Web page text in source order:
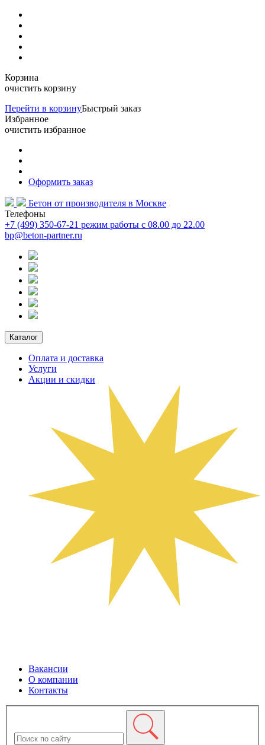
Корзина
очистить корзину
Перейти в корзинуБыстрый заказ
Избранное
очистить избранное
Оформить заказ
Бетон от производителя в Москве
Телефоны
+7 (499) 350-67-21 режим работы с 08.00 до 22.00
bp@beton-partner.ru
Каталог
Оплата и доставка
Услуги
Акции и скидки
Вакансии
О компании
Контакты